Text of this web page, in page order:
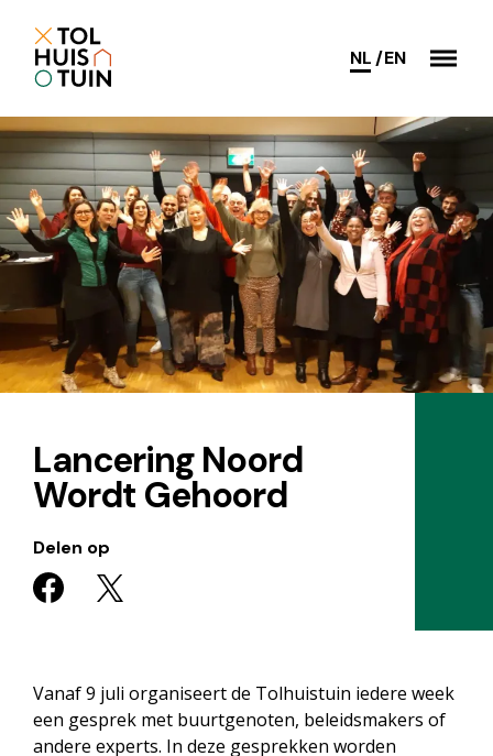
NL EN
Lancering Noord
Wordt Gehoord
Delen op
Vanaf 9 juli organiseert de Tolhuistuin iedere week
een gesprek met buurtgenoten, beleidsmakers of
andere experts. In deze gesprekken worden